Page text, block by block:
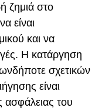
ζημιά στο
είναι
και να
Η κατάργηση
σχετικών
είναι
ασφάλειας του